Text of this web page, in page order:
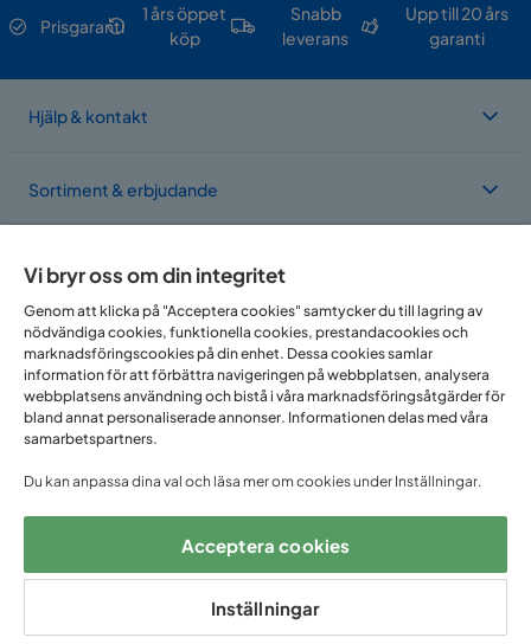
Prisgaranti
1 års öppet
köp
Snabb
leverans
Upp till 20 års
garanti
Hjälp & kontakt
Sortiment & erbjudande
Om Trademax
Vi finns i flera länder
Följ oss på:
Vi bryr oss om din integritet
Genom att klicka på "Acceptera cookies" samtycker du till lagring av
nödvändiga cookies, funktionella cookies, prestandacookies och
marknadsföringscookies på din enhet. Dessa cookies samlar
information för att förbättra navigeringen på webbplatsen, analysera
webbplatsens användning och bistå i våra marknadsföringsåtgärder för
bland annat personaliserade annonser. Informationen delas med våra
samarbetspartners.
Du kan anpassa dina val och läsa mer om cookies under Inställningar.
Acceptera cookies
Inställningar